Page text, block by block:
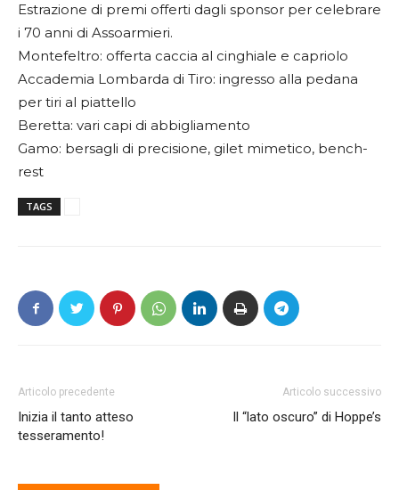
Estrazione di premi offerti dagli sponsor per celebrare
i 70 anni di Assoarmieri.
Montefeltro: offerta caccia al cinghiale e capriolo
Accademia Lombarda di Tiro: ingresso alla pedana
per tiri al piattello
Beretta: vari capi di abbigliamento
Gamo: bersagli di precisione, gilet mimetico, bench-
rest
TAGS
Articolo precedente
Inizia il tanto atteso
tesseramento!
Articolo successivo
Il “lato oscuro” di Hoppe’s